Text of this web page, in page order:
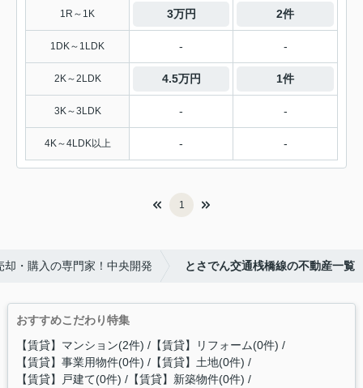
1R～1K 3万円 2件
1DK～1LDK - -
2K～2LDK 4.5万円 1件
3K～3LDK - -
4K～4LDK以上 - -
1
却・購入の専門家！中央開発 とさでん交通桟橋線の不動産一覧
おすすめこだわり特集
【賃貸】マンション(2件) 【賃貸】リフォーム(0件)
【賃貸】事業用物件(0件) 【賃貸】土地(0件)
【賃貸】戸建て(0件) 【賃貸】新築物件(0件)